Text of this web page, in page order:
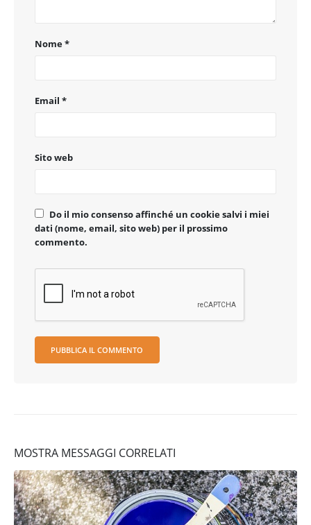
Nome*
Email *
Sito web
Do il mio consenso affinché un cookie salvi i miei
dati (nome, email, sito web) per il prossimo
commento.
MOSTRA MESSAGGI CORRELATI